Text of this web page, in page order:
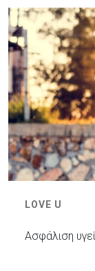
LOVE U
Ασφάλιση